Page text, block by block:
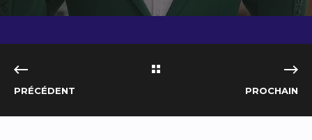
PRÉCÉDENT PROCHAIN